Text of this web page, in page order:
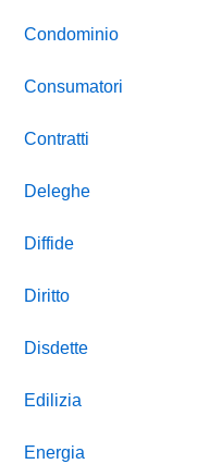
Condominio
Consumatori
Contratti
Deleghe
Diffide
Diritto
Disdette
Edilizia
Energia